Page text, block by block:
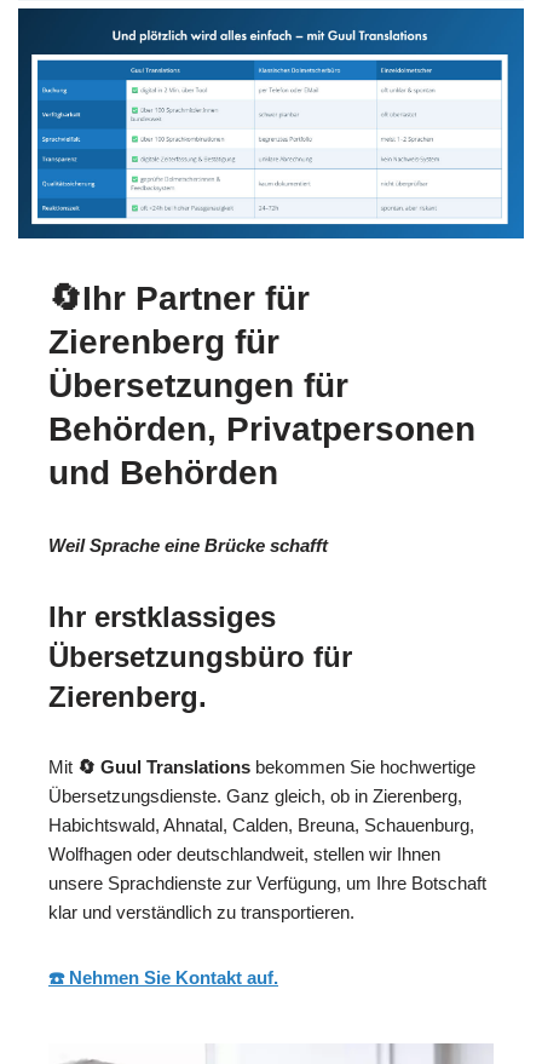
🔄Ihr Partner für
Zierenberg für
Übersetzungen für
Behörden, Privatpersonen
und Behörden
Weil Sprache eine Brücke schafft
Ihr erstklassiges
Übersetzungsbüro für
Zierenberg.
Mit 🔄 Guul Translations bekommen Sie hochwertige
Übersetzungsdienste. Ganz gleich, ob in Zierenberg,
Habichtswald, Ahnatal, Calden, Breuna, Schauenburg,
Wolfhagen oder deutschlandweit, stellen wir Ihnen
unsere Sprachdienste zur Verfügung, um Ihre Botschaft
klar und verständlich zu transportieren.
☎️ Nehmen Sie Kontakt auf.